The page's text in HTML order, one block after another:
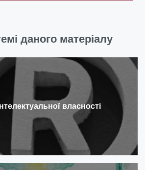
даного матеріалу
власності